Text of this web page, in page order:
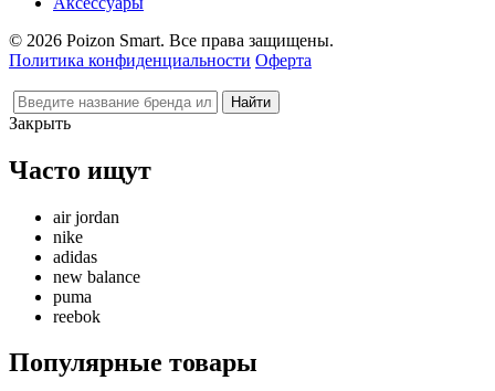
© 2026 Poizon Smart. Все права защищены.
Политика конфиденциальности Оферта
Закрыть
Часто ищут
air jordan
nike
adidas
new balance
puma
reebok
Популярные товары